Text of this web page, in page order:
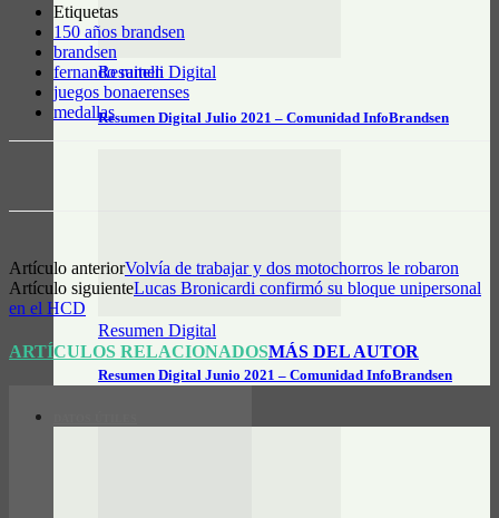
Resumen Digital
Resumen Digital Julio 2021 – Comunidad InfoBrandsen
Resumen Digital
Resumen Digital Junio 2021 – Comunidad InfoBrandsen
Etiquetas
150 años brandsen
brandsen
fernando raitelli
juegos bonaerenses
medallas
Artículo anteriorVolvía de trabajar y dos motochorros le robaron
Artículo siguienteLucas Bronicardi confirmó su bloque unipersonal
en el HCD
ARTÍCULOS RELACIONADOSMÁS DEL AUTOR